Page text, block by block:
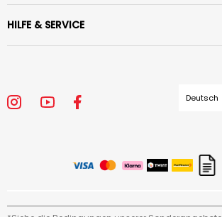
HILFE & SERVICE
Deutsch